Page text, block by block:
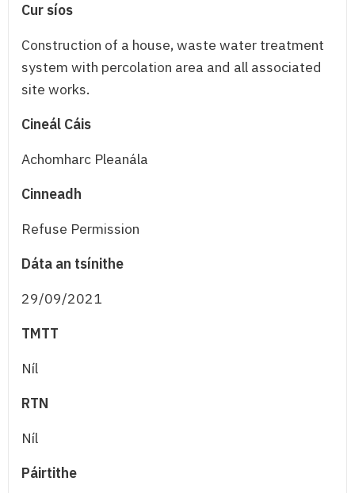
Cur síos
Construction of a house, waste water treatment
system with percolation area and all associated
site works.
Cineál Cáis
Achomharc Pleanála
Cinneadh
Refuse Permission
Dáta an tsínithe
29/09/2021
TMTT
Níl
RTN
Níl
Páirtithe